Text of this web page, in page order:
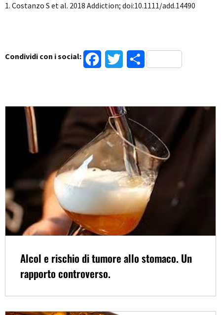
1. Costanzo S et al. 2018 Addiction; doi:10.1111/add.14490
Condividi con i social: FacebookTwitterCondividi
Alcol e rischio di tumore allo stomaco. Un
rapporto controverso.